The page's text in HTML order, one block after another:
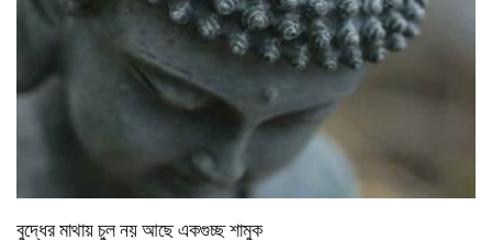
বুদ্ধের মাথায় চুল নয় আছে একগুচ্ছ শামুক